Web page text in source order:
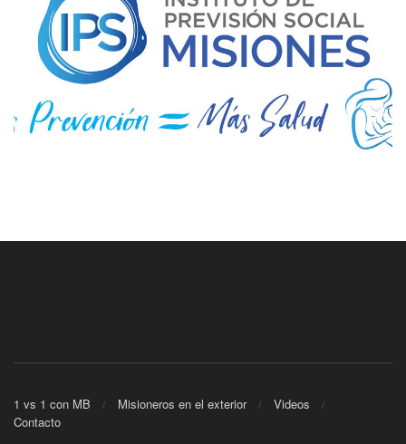
1 vs 1 con MB Misioneros en el exterior
Videos
Contacto